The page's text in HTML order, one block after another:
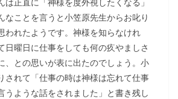
なことを言うと小笠原先生からお叱り
われたようです。神様を知らなけれ
日曜日に仕事をしても何の疚やましさ
、との思いが表に出たのでしょう。小
されて「仕事の時は神様は忘れて仕事
うような話をされました」と書き残し